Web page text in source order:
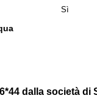
Sì
dalla società di